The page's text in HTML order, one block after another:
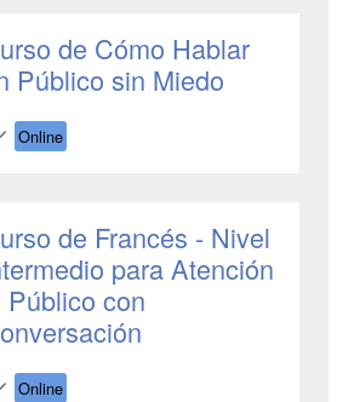
de Cómo Hablar
Público sin Miedo
Online
de Francés - Nivel
para Atención
Público con
Online